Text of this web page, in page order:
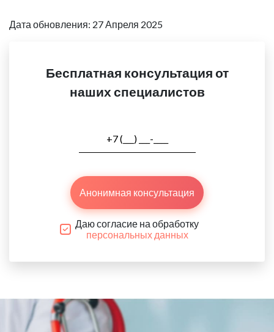
Дата обновления: 27 Апреля 2025
Бесплатная консультация от
наших специалистов
Анонимная консультация
Даю согласие на обработку
персональных данных